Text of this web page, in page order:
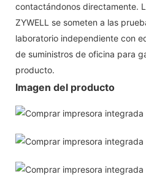
contactándonos directamente.
ZYWELL se someten a las
laboratorio independiente con
de suministros de oficina para
producto.
Imagen del producto